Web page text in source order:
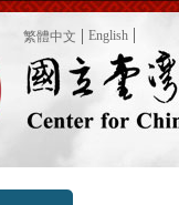
繁體中文 English